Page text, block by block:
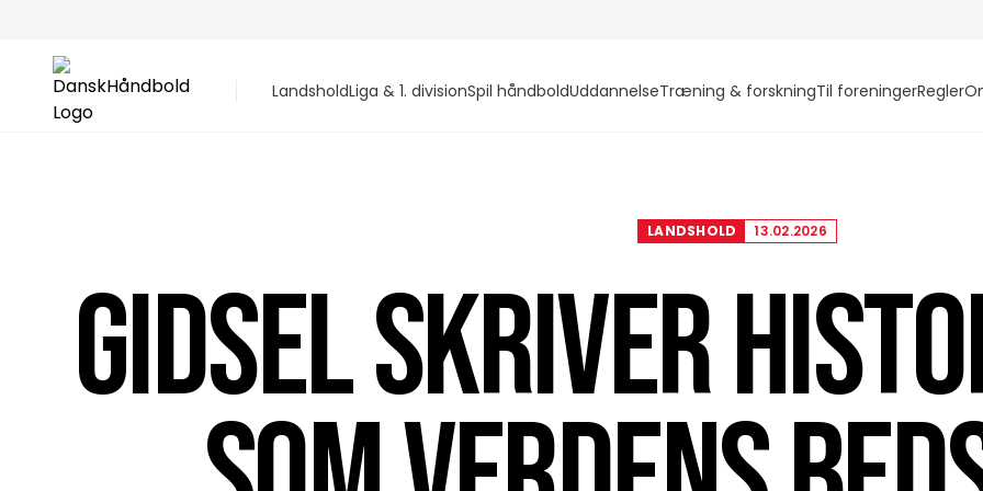
LandsholdLiga & 1. divisionSpil håndboldUddannelseTræning & forskningTil foreningerRegler
LANDSHOLD 13.02.2026
GIDSEL SKRIVER